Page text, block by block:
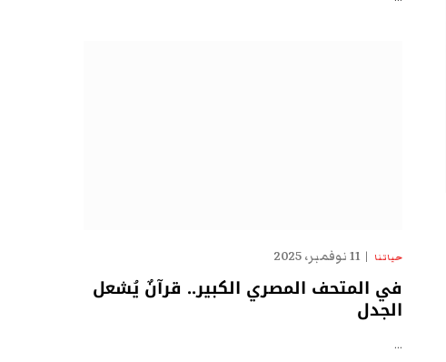
حياتنا 11 نوفمبر، 2025
في المتحف المصري الكبير.. قرآنٌ يُشعل
الجدل
…